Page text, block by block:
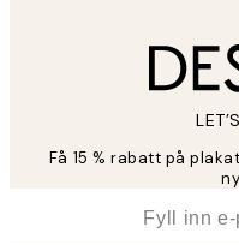
Få 15 % rabatt på